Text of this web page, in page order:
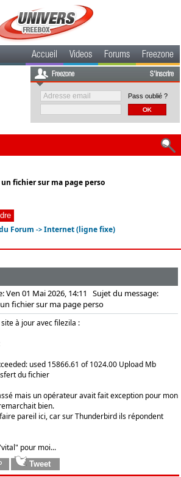
Accueil Videos Forums Freezone
Freezone S'inscrire
Pass oublié ?
fichier sur ma page perso
Forum ->Internet (ligne fixe)
Ven 01 Mai 2026, 14:11
Sujet du message:
fichier sur ma page perso
à jour avec filezila :
used 15866.61 of 1024.00 Upload Mb
du fichier
mais un opérateur avait fait exception pour mon
bien.
pareil ici, car sur Thunderbird ils répondent
pour moi...